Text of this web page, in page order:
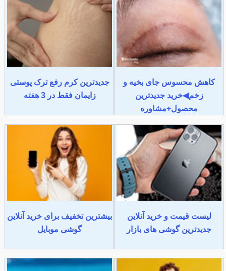
کاهش محسوس جای بخیه و
زخم◀خرید جدیدترین
محصول+مشاوره
جدیدترین کرم رفع ترک پوستی
زایمان فقط در 3 هفته
لیست قیمت و خرید آنلاین
جدیدترین گوشی های بازار
بیشترین تخفیف برای خرید آنلاین
گوشی موبایل